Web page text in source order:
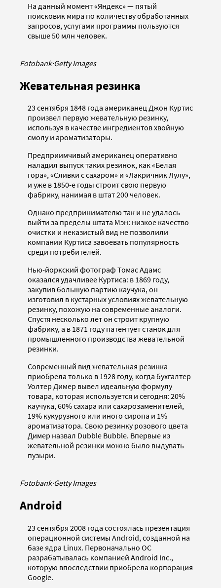
На данный момент «Яндекс» — пятый
поисковик мира по количеству обработанных
запросов, услугами программы пользуются
свыше 50 млн человек.
Fotobank·Getty Images
Жевательная резинка
23 сентября 1848 года американец Джон Куртис
произвел первую жевательную резинку,
используя в качестве ингредиентов хвойную
смолу и ароматизаторы.
Предприимчивый американец оперативно
наладил выпуск таких резинок, как «Белая
гора», «Сливки с сахаром» и «Лакричник Лулу»,
и уже в 1850-е годы строит свою первую
фабрику, нанимая в штат 200 человек.
Однако предпринимателю так и не удалось
выйти за пределы штата Мэн: низкое качество
очистки и неказистый вид не позволили
компании Куртиса завоевать популярность
среди потребителей.
Нью-йоркский фотограф Томас Адамс
оказался удачливее Куртиса: в 1869 году,
закупив большую партию каучука, он
изготовил в кустарных условиях жевательную
резинку, похожую на современные аналоги.
Спустя несколько лет он строит крупную
фабрику, а в 1871 году патентует станок для
промышленного производства жевательной
резинки.
Современный вид жевательная резинка
приобрела только в 1928 году, когда бухгалтер
Уолтер Димер вывел идеальную формулу
товара, которая используется и сегодня: 20%
каучука, 60% сахара или сахарозаменителей,
19% кукурузного или иного сиропа и 1%
ароматизатора. Свою резинку розового цвета
Димер назвал Dubble Bubble. Впервые из
жевательной резинки можно было выдувать
пузыри.
Fotobank·Getty Images
Android
23 сентября 2008 года состоялась презентация
операционной системы Android, созданной на
базе ядра Linux. Первоначально ОС
разрабатывалась компанией Android Inc.,
которую впоследствии приобрела корпорация
Google.